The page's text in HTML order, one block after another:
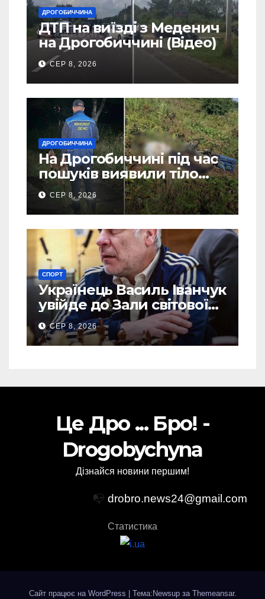
ДРОГОБИЧЧИНА
ДТП на виїзді з Меденич
на Дрогобиччині (Відео)
СЕР 8, 2026
ДРОГОБИЧЧИНА
На Дрогобиччині під час
пошуків виявили тіло
зниклого чоловіка (Фото)
СЕР 8, 2026
СПОРТ
Українець Василь Іванчук
увійде до Зали світової
шахової слави
СЕР 8, 2026
Це Дро ... Бро! -
Drogobychyna
Дізнайся новини першим!
📭 drobro.news24@gmail.com
Статистика
Сайт працює на WordPress Тема:Newsup за Themeansar.